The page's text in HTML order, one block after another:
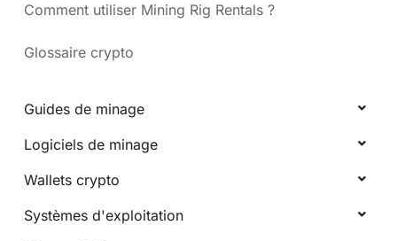
Comment utiliser Mining Rig Rentals ?
Glossaire crypto
Guides de minage
Logiciels de minage
Wallets crypto
Systèmes d'exploitation